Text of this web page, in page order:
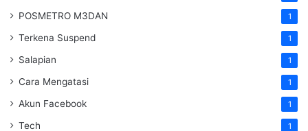
POSMETRO M3DAN 1
Terkena Suspend 1
Salapian 1
Cara Mengatasi 1
Akun Facebook 1
Tech 1